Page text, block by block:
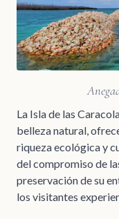
La Isla de las
belleza natural,
riqueza ecológica y
del compromiso de
preservación de su
los visitantes